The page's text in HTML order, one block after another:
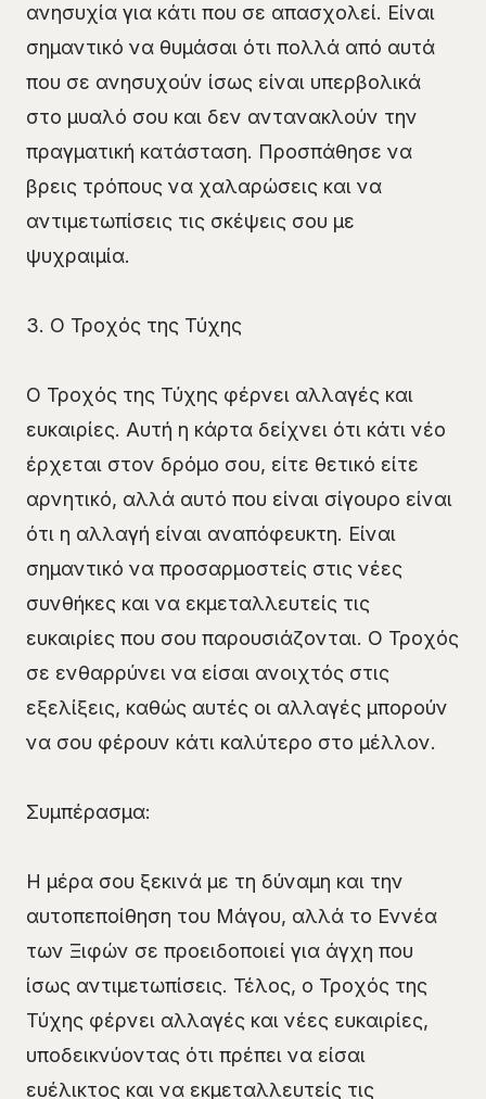
ανησυχία για κάτι που σε απασχολεί. Είναι
σημαντικό να θυμάσαι ότι πολλά από αυτά
που σε ανησυχούν ίσως είναι υπερβολικά
στο μυαλό σου και δεν αντανακλούν την
πραγματική κατάσταση. Προσπάθησε να
βρεις τρόπους να χαλαρώσεις και να
αντιμετωπίσεις τις σκέψεις σου με
ψυχραιμία.
3. Ο Τροχός της Τύχης
Ο Τροχός της Τύχης φέρνει αλλαγές και
ευκαιρίες. Αυτή η κάρτα δείχνει ότι κάτι νέο
έρχεται στον δρόμο σου, είτε θετικό είτε
αρνητικό, αλλά αυτό που είναι σίγουρο είναι
ότι η αλλαγή είναι αναπόφευκτη. Είναι
σημαντικό να προσαρμοστείς στις νέες
συνθήκες και να εκμεταλλευτείς τις
ευκαιρίες που σου παρουσιάζονται. Ο Τροχός
σε ενθαρρύνει να είσαι ανοιχτός στις
εξελίξεις, καθώς αυτές οι αλλαγές μπορούν
να σου φέρουν κάτι καλύτερο στο μέλλον.
Συμπέρασμα:
Η μέρα σου ξεκινά με τη δύναμη και την
αυτοπεποίθηση του Μάγου, αλλά το Εννέα
των Ξιφών σε προειδοποιεί για άγχη που
ίσως αντιμετωπίσεις. Τέλος, ο Τροχός της
Τύχης φέρνει αλλαγές και νέες ευκαιρίες,
υποδεικνύοντας ότι πρέπει να είσαι
ευέλικτος και να εκμεταλλευτείς τις